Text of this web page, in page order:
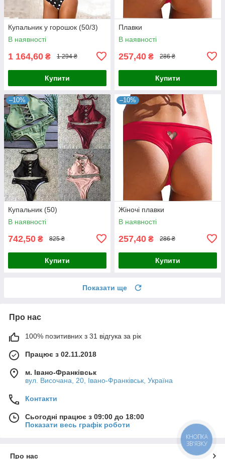
Купальник у горошок (50/3)
В наявності
1 164,60 ₴ 1 294 ₴
Купити
Плавки
В наявності
257,40 ₴ 286 ₴
Купити
–10%
Купальник (50)
В наявності
742,50 ₴ 825 ₴
Купити
–10%
Жіночі плавки
В наявності
257,40 ₴ 286 ₴
Купити
Показати ще
Про нас
100% позитивних з 31 відгука за рік
Працює з 02.11.2018
м. Івано-Франківськ
вул. Височана, 20, Івано-Франківськ, Україна
Контакти
Сьогодні працює з 09:00 до 18:00
Показати весь графік роботи
Про нас
КНОПКА
ЗВ'ЯЗКУ